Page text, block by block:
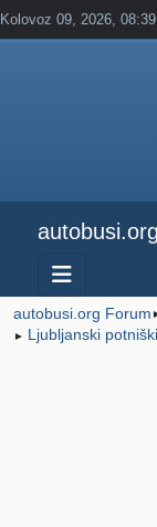
Kolovoz 09, 2026,
autobusi.org Forum
► Ljubljanski